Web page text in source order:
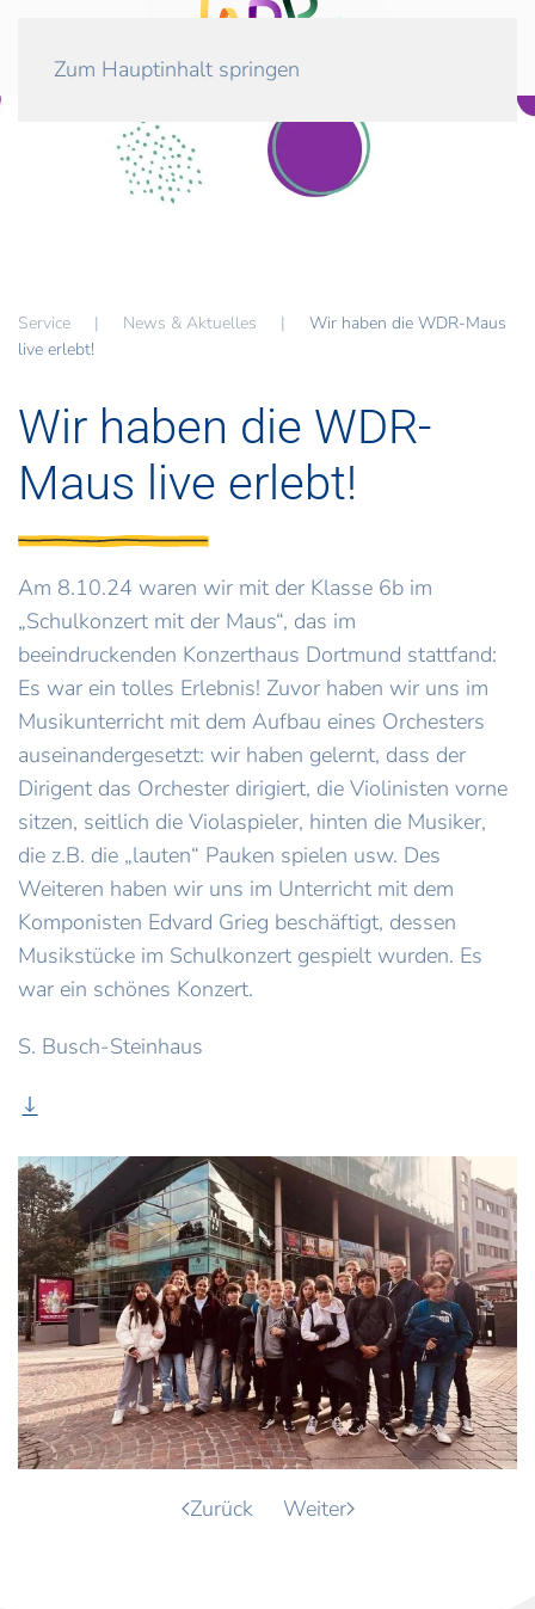
Zum Hauptinhalt springen
Service News & Aktuelles
Wir haben die WDR-Maus
live erlebt!
Wir haben die WDR-
Maus live erlebt!
Am 8.10.24 waren wir mit der Klasse 6b im
„Schulkonzert mit der Maus“, das im
beeindruckenden Konzerthaus Dortmund stattfand:
Es war ein tolles Erlebnis! Zuvor haben wir uns im
Musikunterricht mit dem Aufbau eines Orchesters
auseinandergesetzt: wir haben gelernt, dass der
Dirigent das Orchester dirigiert, die Violinisten vorne
sitzen, seitlich die Violaspieler, hinten die Musiker,
die z.B. die „lauten“ Pauken spielen usw. Des
Weiteren haben wir uns im Unterricht mit dem
Komponisten Edvard Grieg beschäftigt, dessen
Musikstücke im Schulkonzert gespielt wurden. Es
war ein schönes Konzert.
S. Busch-Steinhaus
Zurück Weiter